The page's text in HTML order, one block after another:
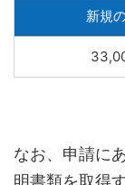
新規
なお、申請に
明書類を取得